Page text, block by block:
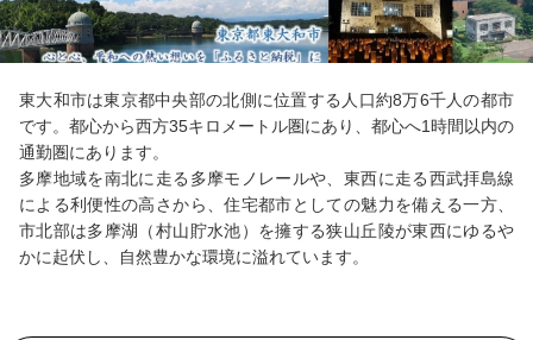
東大和市は東京都中央部の北側に位置する人口約8万6千人の都市
です。都心から西方35キロメートル圏にあり、都心へ1時間以内の
通勤圏にあります。
多摩地域を南北に走る多摩モノレールや、東西に走る西武拝島線
による利便性の高さから、住宅都市としての魅力を備える一方、
市北部は多摩湖（村山貯水池）を擁する狭山丘陵が東西にゆるや
かに起伏し、自然豊かな環境に溢れています。